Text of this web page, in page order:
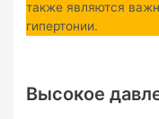
также являются
гипертонии.
Высокое